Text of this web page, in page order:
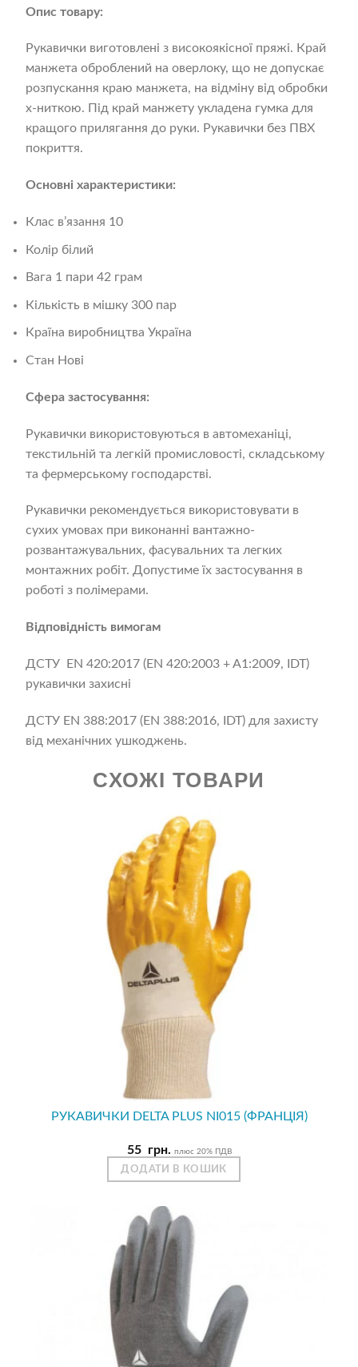
Опис товару:
Рукавички виготовлені з високоякісної пряжі. Край
манжета оброблений на оверлоку, що не допускає
розпускання краю манжета, на відміну від обробки
x-ниткою. Під край манжету укладена гумка для
кращого прилягання до руки. Рукавички без ПВХ
покриття.
Основні характеристики:
Клас в’язання 10
Колір білий
Вага 1 пари 42 грам
Кількість в мішку 300 пар
Країна виробництва Україна
Стан Нові
Сфера застосування:
Рукавички використовуються в автомеханіці,
текстильній та легкій промисловості, складському
та фермерському господарстві.
Рукавички рекомендується використовувати в
сухих умовах при виконанні вантажно-
розвантажувальних, фасувальних та легких
монтажних робіт. Допустиме їх застосування в
роботі з полімерами.
Відповідність вимогам
ДСТУ ЕN 420:2017 (EN 420:2003 + A1:2009, IDT)
рукавички захисні
ДСТУ EN 388:2017 (EN 388:2016, IDT) для захисту
від механічних ушкоджень.
СХОЖІ ТОВАРИ
РУКАВИЧКИ DELTA PLUS NI015 (ФРАНЦІЯ)
55 грн. плюс 20% ПДВ
ДОДАТИ В КОШИК